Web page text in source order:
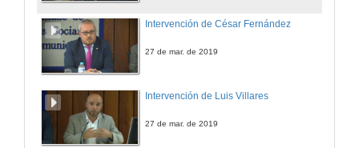
Intervención de César Fernández
27 de mar. de 2019
Intervención de Luis Villares
27 de mar. de 2019